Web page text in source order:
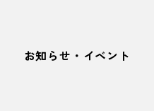
お知らせ・イベント